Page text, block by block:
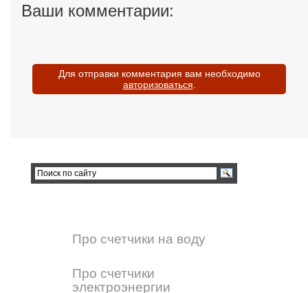
Ваши комментарии:
Для отправки комментария вам необходимо
авторизоваться
Про счетчики на воду
Про счетчики
электроэнергии